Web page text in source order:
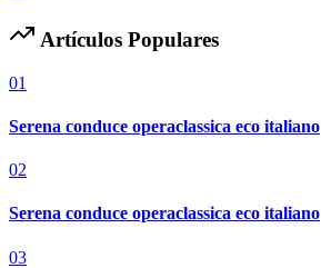
Artículos Populares
01
Serena conduce operaclassica eco italiano
02
Serena conduce operaclassica eco italiano
03